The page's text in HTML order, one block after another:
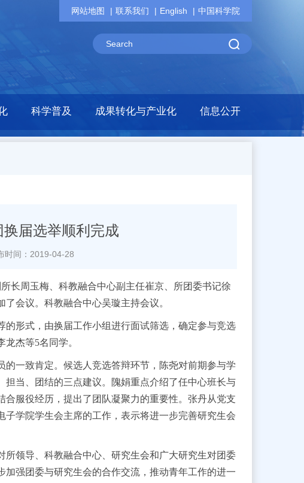
网站地图 联系我们 English 中国科学院
科学普及 成果转化与产业化 信息公开
届选举顺利完成
时间：2019-04-28
长周玉梅、科教融合中心副主任崔京、所团委书记徐
了会议。科教融合中心吴璇主持会议。
形式，由换届工作小组进行面试筛选，确定参与竞选
龙杰等5名同学。
一致肯定。候选人竞选答辩环节，陈尧对前期参与学
当、团结的三点建议。隗娟重点介绍了任中心班长与
服役经历，提出了团队凝聚力的重要性。张丹从党支
学院学生会主席的工作，表示将进一步完善研究生会
领导、科教融合中心、研究生会和广大研究生对团委
加强团委与研究生会的合作交流，推动青年工作的进一